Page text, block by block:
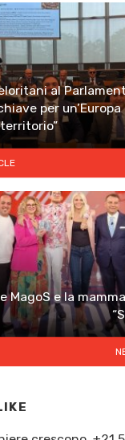
al
per
MagoS e la